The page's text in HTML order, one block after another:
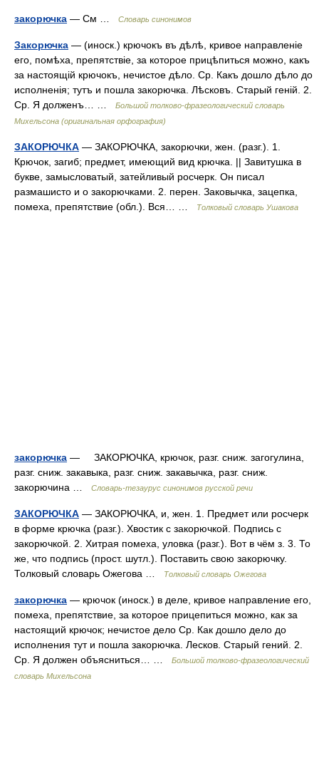
закорючка — См … Словарь синонимов
Закорючка — (иноск.) крючокъ въ дѣлѣ, кривое направленіе
его, помѣха, препятствіе, за которое прицѣпиться можно, какъ
за настоящій крючокъ, нечистое дѣло. Ср. Какъ дошло дѣло до
исполненія; тутъ и пошла закорючка. Лѣсковъ. Старый геній. 2.
Ср. Я долженъ… …
Большой толково-фразеологический словарь
Михельсона (оригинальная орфография)
ЗАКОРЮЧКА — ЗАКОРЮЧКА, закорючки, жен. (разг.). 1.
Крючок, загиб; предмет, имеющий вид крючка. || Завитушка в
букве, замысловатый, затейливый росчерк. Он писал
размашисто и о закорючками. 2. перен. Заковычка, зацепка,
помеха, препятствие (обл.). Вся… …
Толковый словарь Ушакова
закорючка — ЗАКОРЮЧКА, крючок, разг. сниж. загогулина,
разг. сниж. закавыка, разг. сниж. закавычка, разг. сниж.
закорючина …
Словарь-тезаурус синонимов русской речи
ЗАКОРЮЧКА — ЗАКОРЮЧКА, и, жен. 1. Предмет или росчерк
в форме крючка (разг.). Хвостик с закорючкой. Подпись с
закорючкой. 2. Хитрая помеха, уловка (разг.). Вот в чём з. 3. То
же, что подпись (прост. шутл.). Поставить свою закорючку.
Толковый словарь Ожегова …
Толковый словарь Ожегова
закорючка — крючок (иноск.) в деле, кривое направление его,
помеха, препятствие, за которое прицепиться можно, как за
настоящий крючок; нечистое дело Ср. Как дошло дело до
исполнения тут и пошла закорючка. Лесков. Старый гений. 2.
Ср. Я должен объясниться… …
Большой толково-фразеологический
словарь Михельсона